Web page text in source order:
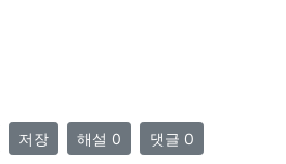
저장 해설 0 댓글 0